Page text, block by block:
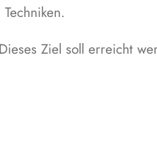
Ziel soll erreicht